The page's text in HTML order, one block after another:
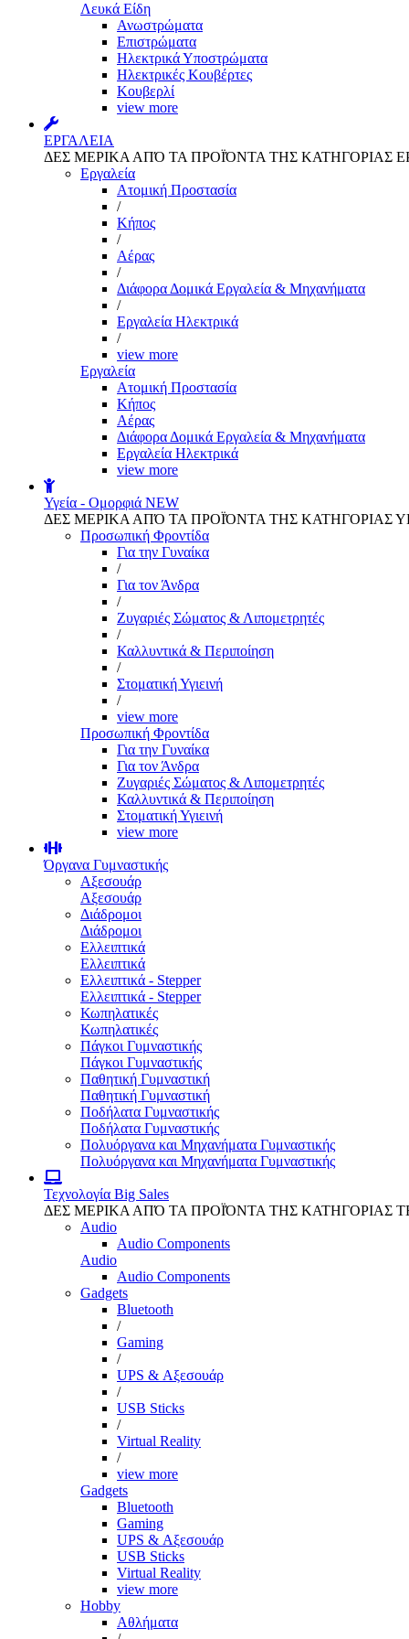
Λευκά Είδη
Ανωστρώματα
Επιστρώματα
Ηλεκτρικά Υποστρώματα
Ηλεκτρικές Κουβέρτες
Κουβερλί
view more
ΕΡΓΑΛΕΙΑ
ΔΕΣ ΜΕΡΙΚΑ ΑΠΌ ΤΑ ΠΡΟΪΌΝΤΑ ΤΗΣ ΚΑΤΗΓΟΡΙΑΣ
Εργαλεία
Aτομική Προστασία
/
Kήπος
/
Αέρας
/
Διάφορα Δομικά Εργαλεία & Μηχανήματα
/
Εργαλεία Ηλεκτρικά
/
view more
Εργαλεία
Aτομική Προστασία
Kήπος
Αέρας
Διάφορα Δομικά Εργαλεία & Μηχανήματα
Εργαλεία Ηλεκτρικά
view more
Υγεία - Ομορφιά NEW
ΔΕΣ ΜΕΡΙΚΑ ΑΠΌ ΤΑ ΠΡΟΪΌΝΤΑ ΤΗΣ ΚΑΤΗΓΟΡΙΑΣ
Προσωπική Φροντίδα
Για την Γυναίκα
/
Για τον Άνδρα
/
Ζυγαριές Σώματος & Λιπομετρητές
/
Καλλυντικά & Περιποίηση
/
Στοματική Υγιεινή
/
view more
Προσωπική Φροντίδα
Για την Γυναίκα
Για τον Άνδρα
Ζυγαριές Σώματος & Λιπομετρητές
Καλλυντικά & Περιποίηση
Στοματική Υγιεινή
view more
Όργανα Γυμναστικής
Αξεσουάρ
Αξεσουάρ
Διάδρομοι
Διάδρομοι
Ελλειπτικά
Ελλειπτικά
Ελλειπτικά - Stepper
Ελλειπτικά - Stepper
Κωπηλατικές
Κωπηλατικές
Πάγκοι Γυμναστικής
Πάγκοι Γυμναστικής
Παθητική Γυμναστική
Παθητική Γυμναστική
Ποδήλατα Γυμναστικής
Ποδήλατα Γυμναστικής
Πολυόργανα και Μηχανήματα Γυμναστικής
Πολυόργανα και Μηχανήματα Γυμναστικής
Τεχνολογία Big Sales
ΔΕΣ ΜΕΡΙΚΑ ΑΠΌ ΤΑ ΠΡΟΪΌΝΤΑ ΤΗΣ ΚΑΤΗΓΟΡΙΑΣ
Audio
Audio Components
Audio
Audio Components
Gadgets
Bluetooth
/
Gaming
/
UPS & Αξεσουάρ
/
USB Sticks
/
Virtual Reality
/
view more
Gadgets
Bluetooth
Gaming
UPS & Αξεσουάρ
USB Sticks
Virtual Reality
view more
Hobby
Αθλήματα